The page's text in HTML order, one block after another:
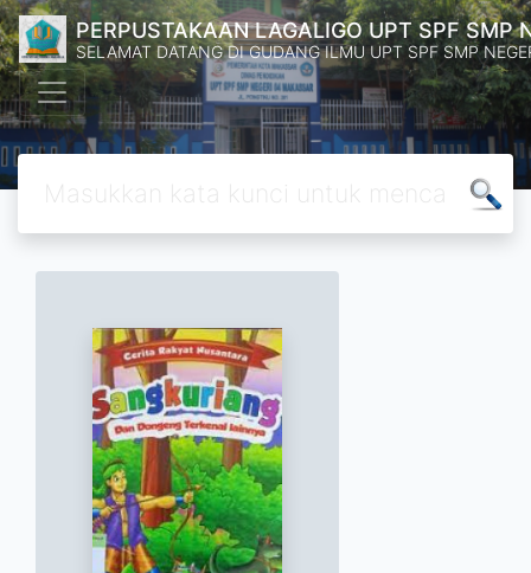
PERPUSTAKAAN LAGALIGO UPT SPF SMP
SELAMAT DATANG DI GUDANG ILMU UPT SPF SMP